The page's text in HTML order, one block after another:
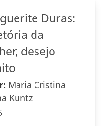
Duras:
da
desejo
Maria Cristina
Kuntz